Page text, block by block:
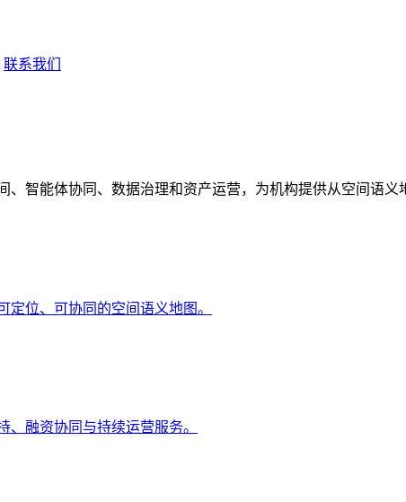
联系我们
智能体协同、数据治理和资产运营，为机构提供从空间语义
位、可协同的空间语义地图。
融资协同与持续运营服务。